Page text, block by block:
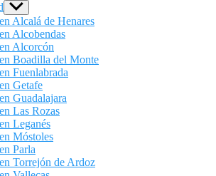
Show
sub
menu
Alcalá de Henares
Alcobendas
Alcorcón
Boadilla del Monte
Fuenlabrada
Getafe
Guadalajara
Las Rozas
Leganés
Móstoles
Parla
Torrejón de Ardoz